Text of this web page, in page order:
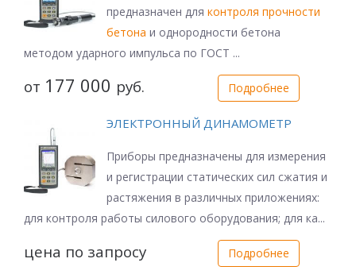
предназначен для контроля прочности
бетона и однородности бетона
методом ударного импульса по ГОСТ ...
от 177 000 руб. Подробнее
ЭЛЕКТРОННЫЙ ДИНАМОМЕТР
Приборы предназначены для измерения
и регистрации статических сил сжатия и
растяжения в различных приложениях:
для контроля работы силового оборудования; для ка...
цена по запросу Подробнее